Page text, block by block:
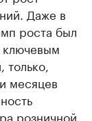
Даже в
роста был
только,
месяцев
розничной